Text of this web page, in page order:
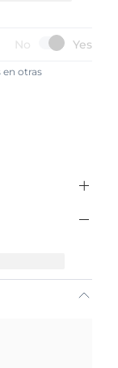
en otras